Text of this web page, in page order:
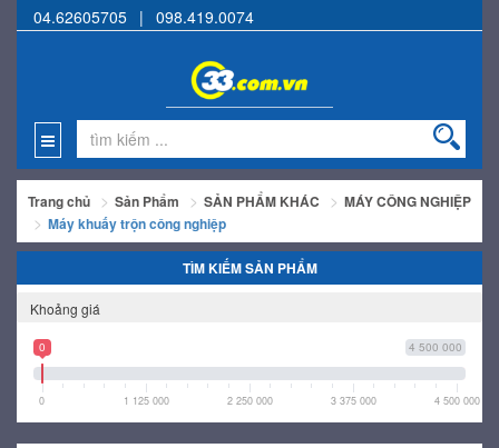
04.62605705 | 098.419.0074
Trang chủ Sản Phẩm SẢN PHẨM KHÁC
MÁY CÔNG NGHIỆP
Máy khuấy trộn công nghiệp
TÌM KIẾM SẢN PHẨM
Khoảng giá
4 500 000
0
0 1 125 000 2 250 000 3 375 000 4 500 000